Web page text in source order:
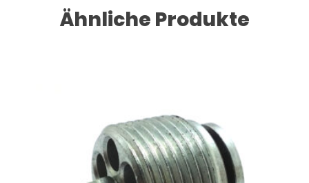
Ähnliche Produkte